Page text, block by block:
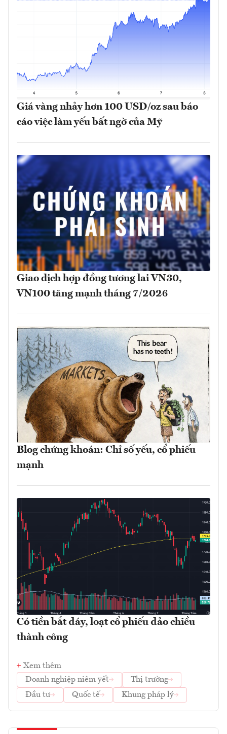
Giá vàng nhảy hơn 100 USD/oz sau báo
cáo việc làm yếu bất ngờ của Mỹ
Giao dịch hợp đồng tương lai VN30,
VN100 tăng mạnh tháng 7/2026
Blog chứng khoán: Chỉ số yếu, cổ phiếu
mạnh
Có tiền bắt đáy, loạt cổ phiếu đảo chiều
thành công
Xem thêm
Doanh nghiệp niêm yết
Thị trường
Đầu tư
Quốc tế Khung pháp lý